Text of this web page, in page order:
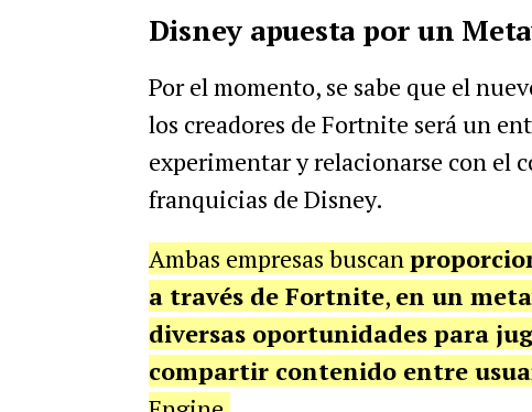
Disney apuesta por un
Por el momento, se sabe que el
los creadores de Fortnite será un
experimentar y relacionarse con el
franquicias de Disney.
Ambas empresas buscan
a través de Fortnite, en un
diversas oportunidades para
compartir contenido entre